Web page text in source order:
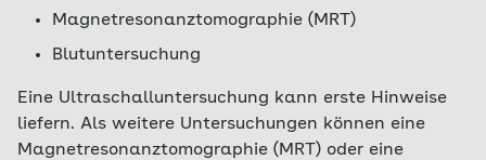
Magnetresonanztomographie (MRT)
Blutuntersuchung
Eine Ultraschalluntersuchung kann erste Hinweise
liefern. Als weitere Untersuchungen können eine
Magnetresonanztomographie (MRT) oder eine